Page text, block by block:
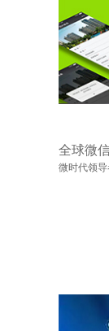
全球微
微时代领